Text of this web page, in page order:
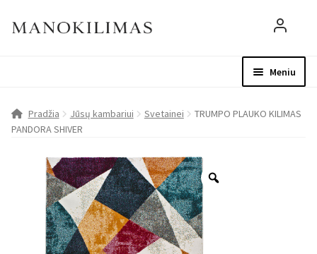
Meniu
Patarimai
Apie mus
Pradžia Jūsų kambariui Svetainei
TRUMPO PLAUKO KILIMAS
PANDORA SHIVER